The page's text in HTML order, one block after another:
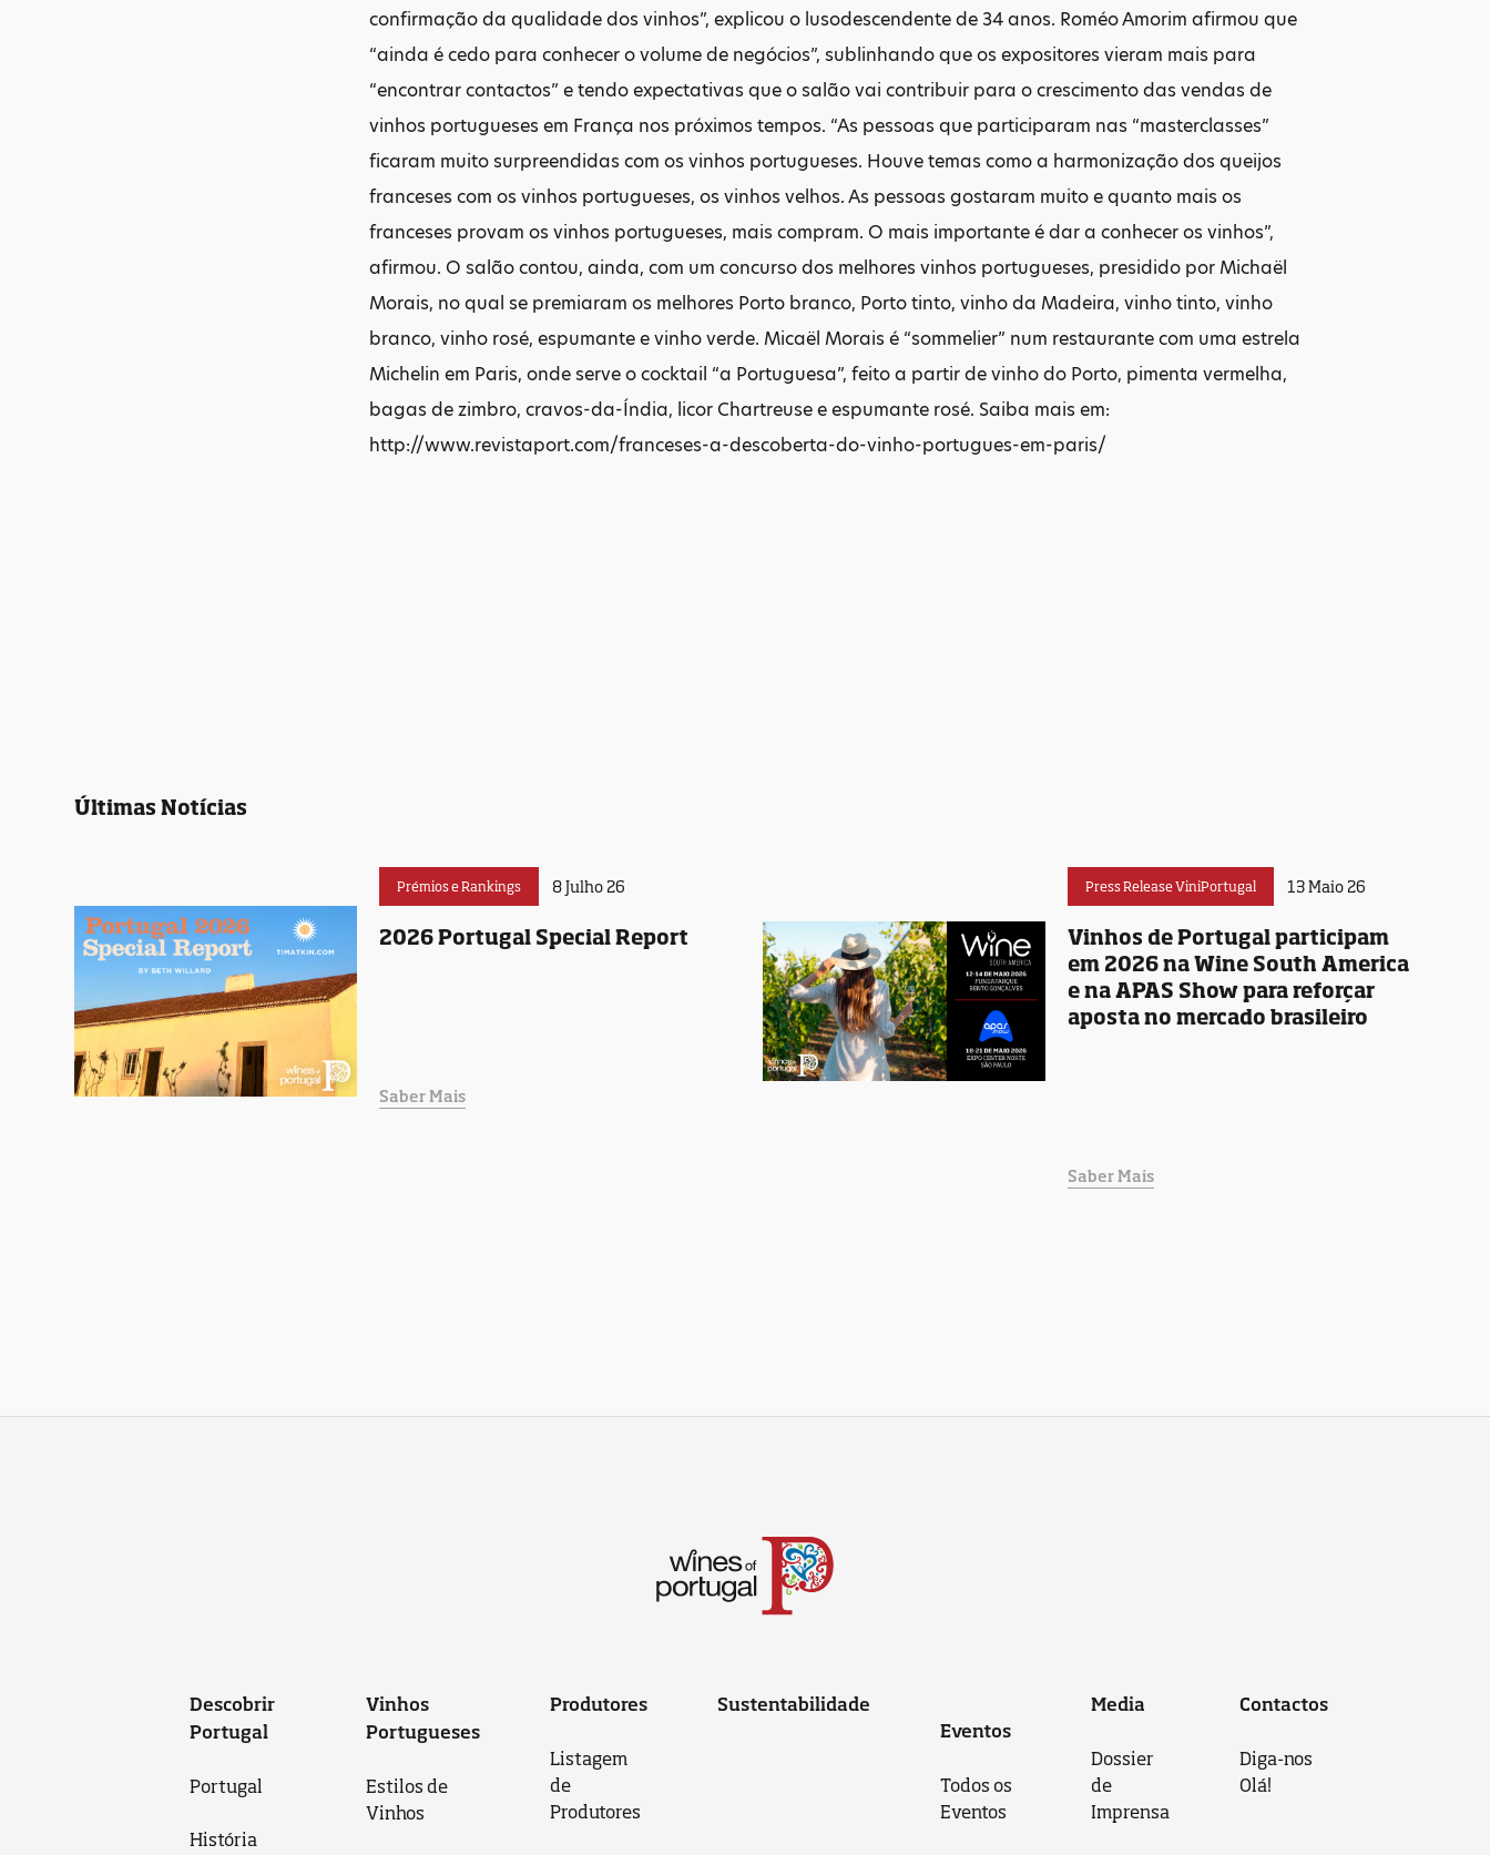
confirmação da qualidade dos vinhos”, explicou o lusodescendente de 34 anos. Roméo Amorim afirmou que
“ainda é cedo para conhecer o volume de negócios”, sublinhando que os expositores vieram mais para
“encontrar contactos” e tendo expectativas que o salão vai contribuir para o crescimento das vendas de
vinhos portugueses em França nos próximos tempos. “As pessoas que participaram nas “masterclasses”
ficaram muito surpreendidas com os vinhos portugueses. Houve temas como a harmonização dos queijos
franceses com os vinhos portugueses, os vinhos velhos. As pessoas gostaram muito e quanto mais os
franceses provam os vinhos portugueses, mais compram. O mais importante é dar a conhecer os vinhos”,
afirmou. O salão contou, ainda, com um concurso dos melhores vinhos portugueses, presidido por Michaël
Morais, no qual se premiaram os melhores Porto branco, Porto tinto, vinho da Madeira, vinho tinto, vinho
branco, vinho rosé, espumante e vinho verde. Micaël Morais é “sommelier” num restaurante com uma estrela
Michelin em Paris, onde serve o cocktail “a Portuguesa”, feito a partir de vinho do Porto, pimenta vermelha,
bagas de zimbro, cravos-da-Índia, licor Chartreuse e espumante rosé. Saiba mais em:
http://www.revistaport.com/franceses-a-descoberta-do-vinho-portugues-em-paris/
Últimas Notícias
Prémios e Rankings 8 Julho 26
2026 Portugal Special Report
Saber Mais
Press Release ViniPortugal 13 Maio 26
Vinhos de Portugal participam
em 2026 na Wine South America
e na APAS Show para reforçar
aposta no mercado brasileiro
Saber Mais
Descobrir
Portugal
Portugal
História
Vinhos
Portugueses
Estilos de
Vinhos
Produtores
Listagem
de
Produtores
Sustentabilidade
Eventos
Todos os
Eventos
Media
Dossier
de
Imprensa
Contactos
Diga-nos
Olá!